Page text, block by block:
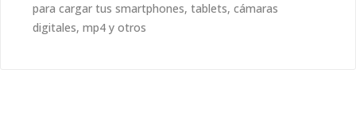
para cargar tus smartphones, tablets, cámaras
digitales, mp4 y otros